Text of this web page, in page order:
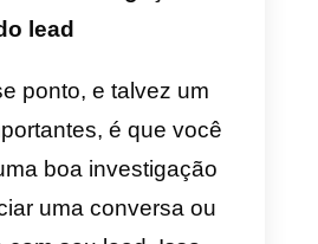
e,
quando um lead tem
ele se perde
tempo e perde o foco
está apresentando